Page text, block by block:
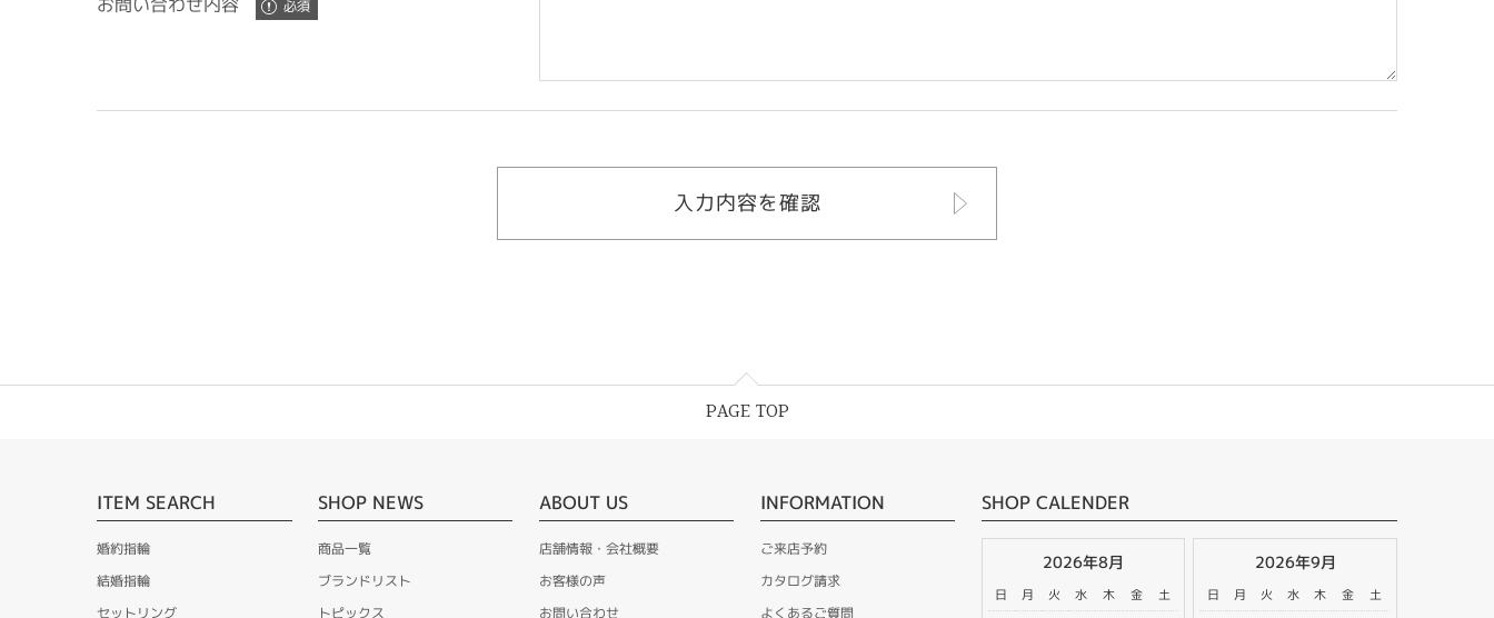
PAGE TOP
ITEM SEARCH
婚約指輪
結婚指輪
セットリング
SHOP NEWS
商品一覧
ブランドリスト
トピックス
ABOUT US
店舗情報・会社概要
お客様の声
お問い合わせ
INFORMATION
ご来店予約
カタログ請求
よくあるご質問
SHOP CALENDER
2026年8月
日 月 火 水 木 金
土
2026年9月
日 月 火 水 木 金
土